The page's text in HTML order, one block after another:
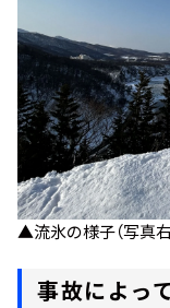
▲流氷の様子（写真右
事故によっ